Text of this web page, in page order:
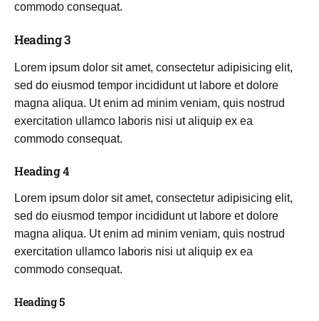
commodo consequat.
Heading 3
Lorem ipsum dolor sit amet, consectetur adipisicing elit,
sed do eiusmod tempor incididunt ut labore et dolore
magna aliqua. Ut enim ad minim veniam, quis nostrud
exercitation ullamco laboris nisi ut aliquip ex ea
commodo consequat.
Heading 4
Lorem ipsum dolor sit amet, consectetur adipisicing elit,
sed do eiusmod tempor incididunt ut labore et dolore
magna aliqua. Ut enim ad minim veniam, quis nostrud
exercitation ullamco laboris nisi ut aliquip ex ea
commodo consequat.
Heading 5